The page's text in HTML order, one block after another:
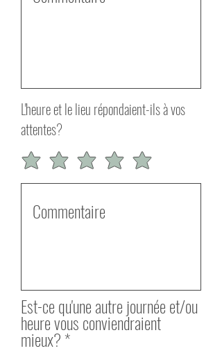
L'heure et le lieu répondaient-ils à vos
attentes?
Est-ce qu'une autre journée et/ou
heure vous conviendraient
mieux?*